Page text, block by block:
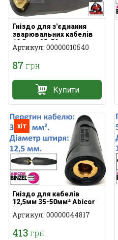
Гніздо для з'єднання
зварювальних кабелів
12,5 мм 35-50мм²
Артикул: 00000010540
87 грн
Купити
хіт
Гніздо для кабелів
12,5мм 35-50мм² Abicor
Binzel
Артикул: 00000044817
413грн